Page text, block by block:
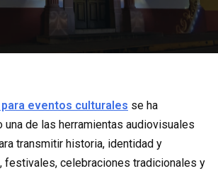
eventos culturales se ha
de las herramientas audiovisuales
transmitir historia, identidad y
festivales, celebraciones tradicionales y